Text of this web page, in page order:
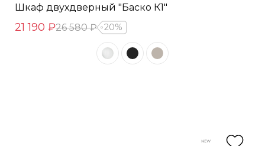
Шкаф двухдверный "Баско К1"
21 190 ₽26 580 ₽ 20%